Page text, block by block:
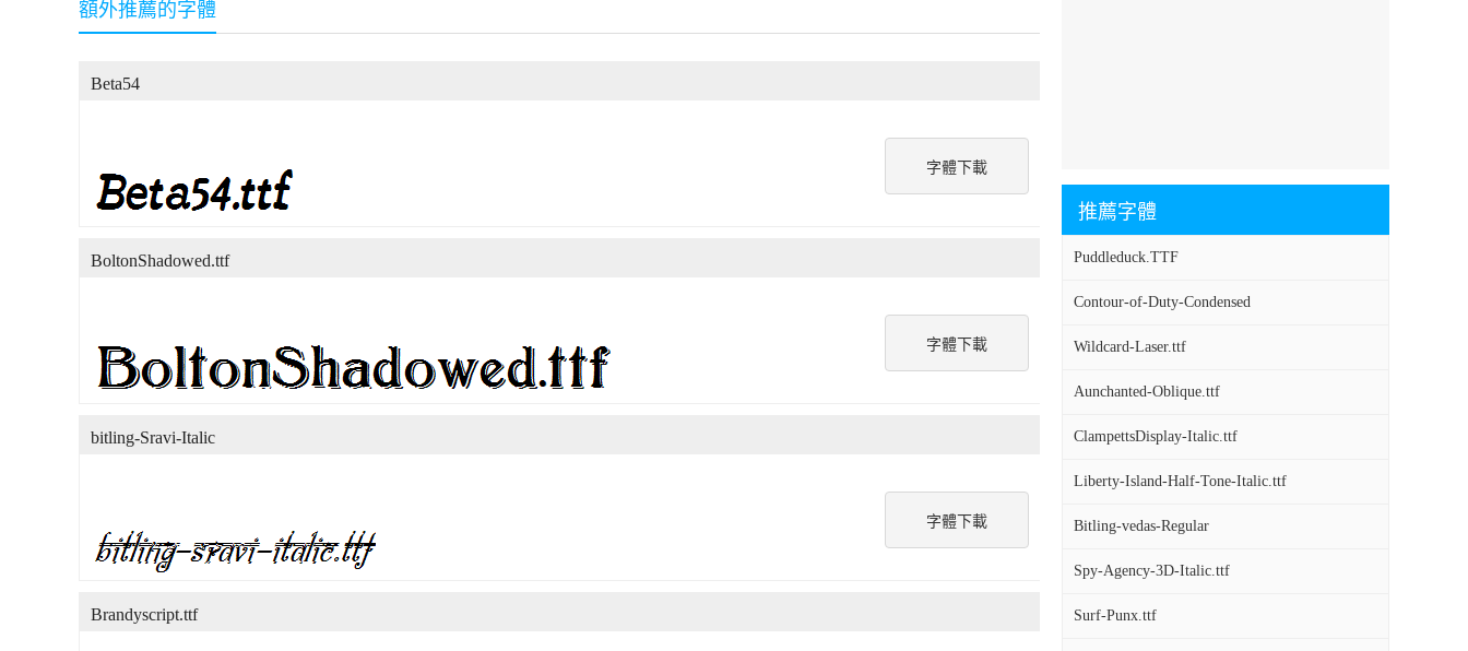
推薦字體
Puddleduck.TTF
Contour-of-Duty-Condensed
Wildcard-Laser.ttf
Aunchanted-Oblique.ttf
ClampettsDisplay-Italic.ttf
Liberty-Island-Half-Tone-Italic.ttf
Bitling-vedas-Regular
Spy-Agency-3D-Italic.ttf
Surf-Punx.ttf
額外推薦的字體
字體下載
Beta54
字體下載
BoltonShadowed.ttf
字體下載
bitling-Sravi-Italic
Brandyscript.ttf